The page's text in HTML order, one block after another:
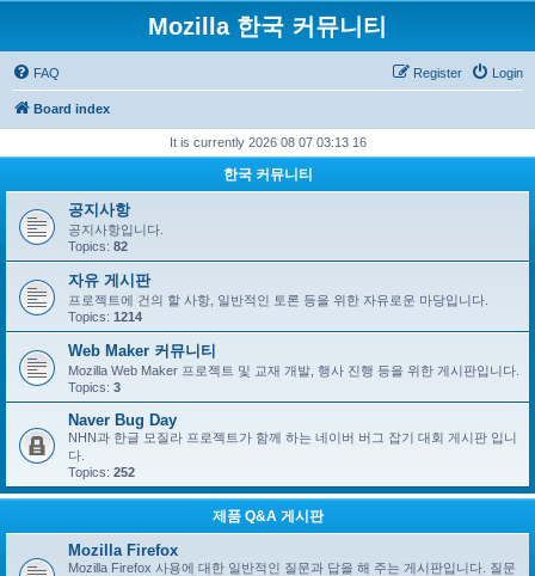
Mozilla 한국 커뮤니티
FAQ Login
Register
Board index
It is currently 2026 08 07 03:13 16
한국 커뮤니티
공지사항
공지사항입니다.
Topics: 82
자유 게시판
프로젝트에 건의 할 사항, 일반적인 토론 등을 위한 자유로운 마당입니다.
Topics: 1214
Web Maker 커뮤니티
Mozilla Web Maker 프로젝트 및 교재 개발, 행사 진행 등을 위한 게시판입니다.
Topics: 3
Naver Bug Day
NHN과 한글 모질라 프로젝트가 함께 하는 네이버 버그 잡기 대회 게시판 입니
다.
Topics: 252
제품 Q&A 게시판
Mozilla Firefox
Mozilla Firefox 사용에 대한 일반적인 질문과 답을 해 주는 게시판입니다. 질문